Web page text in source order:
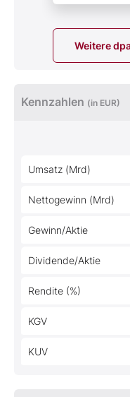
Weitere
Kennzahlen (in EUR)
Umsatz (Mrd)
Nettogewinn (Mrd)
Gewinn/Aktie
Dividende/Aktie
Rendite (%)
KGV
KUV